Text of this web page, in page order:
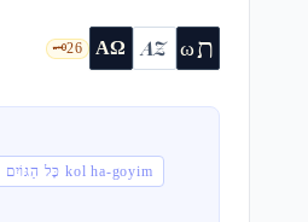
🗝️26 ΑΩ AZ ωת
כָּל הַגּוֹיִם kol ha-goyim